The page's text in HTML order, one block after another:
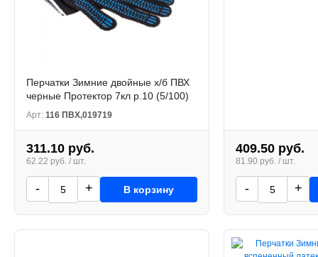
Перчатки Зимние двойные х/б ПВХ
черные Протектор 7кл р.10 (5/100)
Арт: 116 ПВХ,019719
311.10 руб.
62.22 руб. / шт.
- + В корзину
409.50 руб.
81.90 руб. / шт.
- +